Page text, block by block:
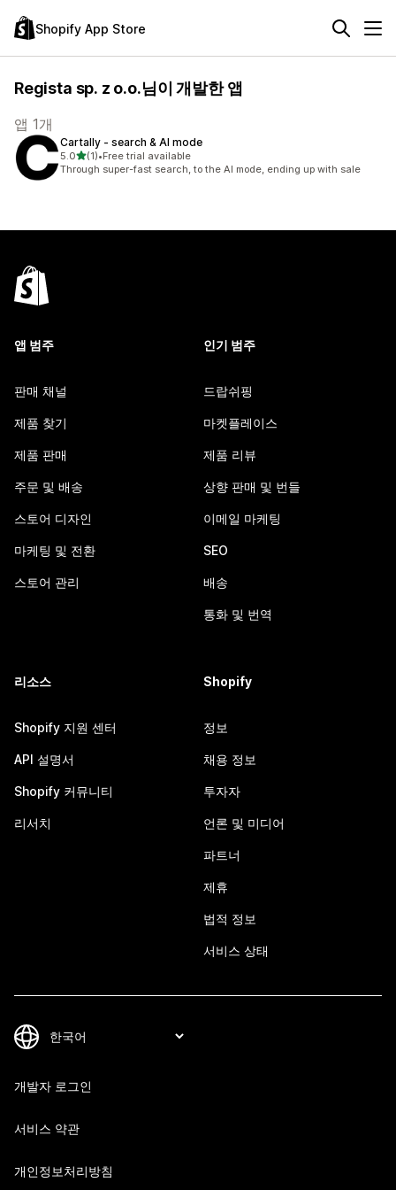
Shopify App Store
Regista sp. z o.o.님이 개발한 앱
앱 1개
Cartally ‑ search & AI mode
5.0별 5개 중
(1)
총 리뷰 1개
•Free trial available
Through super-fast search, to the AI mode, ending up with sale
앱 범주
판매 채널
제품 찾기
제품 판매
주문 및 배송
스토어 디자인
마케팅 및 전환
스토어 관리
인기 범주
드랍쉬핑
마켓플레이스
제품 리뷰
상향 판매 및 번들
이메일 마케팅
SEO
배송
통화 및 번역
리소스
Shopify 지원 센터
API 설명서
Shopify 커뮤니티
리서치
Shopify
정보
채용 정보
투자자
언론 및 미디어
파트너
제휴
법적 정보
서비스 상태
개발자 로그인
서비스 약관
개인정보처리방침